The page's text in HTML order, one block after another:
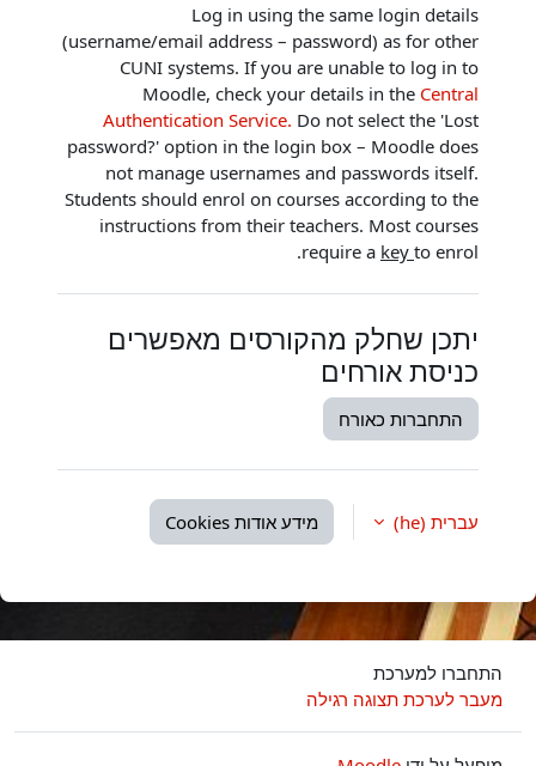
Log in using the same login details
(username/email address – password) as for other
CUNI systems. If you are unable to log in to
Moodle, check your details in the Central
Authentication Service. Do not select the 'Lost
password?' option in the login box – Moodle does
not manage usernames and passwords itself.
Students should enrol on courses according to the
instructions from their teachers. Most courses
require a key to enrol.
יתכן שחלק מהקורסים מאפשרים
כניסת אורחים
התחברות כאורח
עברית ‎(he)‎ מידע אודות Cookies
התחברו למערכת
מעבר לערכת תצוגה רגילה